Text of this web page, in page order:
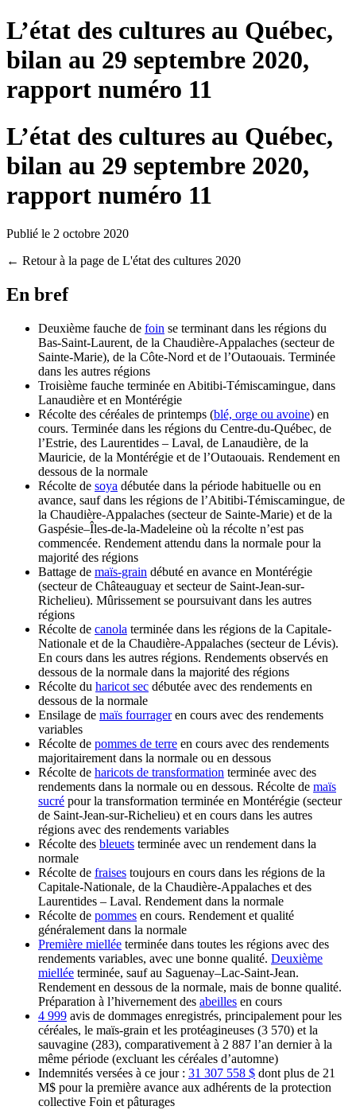
L’état des cultures au Québec,
bilan au 29 septembre 2020,
rapport numéro 11
L’état des cultures au Québec,
bilan au 29 septembre 2020,
rapport numéro 11
Publié le 2 octobre 2020
← Retour à la page de L'état des cultures 2020
En bref
Deuxième fauche de foin se terminant dans les régions du
Bas-Saint-Laurent, de la Chaudière-Appalaches (secteur de
Sainte-Marie), de la Côte-Nord et de l’Outaouais. Terminée
dans les autres régions
Troisième fauche terminée en Abitibi-Témiscamingue, dans
Lanaudière et en Montérégie
Récolte des céréales de printemps (blé, orge ou avoine) en
cours. Terminée dans les régions du Centre-du-Québec, de
l’Estrie, des Laurentides – Laval, de Lanaudière, de la
Mauricie, de la Montérégie et de l’Outaouais. Rendement en
dessous de la normale
Récolte de soya débutée dans la période habituelle ou en
avance, sauf dans les régions de l’Abitibi-Témiscamingue, de
la Chaudière-Appalaches (secteur de Sainte-Marie) et de la
Gaspésie–Îles-de-la-Madeleine où la récolte n’est pas
commencée. Rendement attendu dans la normale pour la
majorité des régions
Battage de maïs-grain débuté en avance en Montérégie
(secteur de Châteauguay et secteur de Saint-Jean-sur-
Richelieu). Mûrissement se poursuivant dans les autres
régions
Récolte de canola terminée dans les régions de la Capitale-
Nationale et de la Chaudière-Appalaches (secteur de Lévis).
En cours dans les autres régions. Rendements observés en
dessous de la normale dans la majorité des régions
Récolte du haricot sec débutée avec des rendements en
dessous de la normale
Ensilage de maïs fourrageren cours avec des rendements
variables
Récolte de pommes de terre en cours avec des rendements
majoritairement dans la normale ou en dessous
Récolte de haricots de transformation terminée avec des
rendements dans la normale ou en dessous. Récolte de maïs
sucré pour la transformation terminée en Montérégie (secteur
de Saint-Jean-sur-Richelieu) et en cours dans les autres
régions avec des rendements variables
Récolte des bleuets terminée avec un rendement dans la
normale
Récolte de fraises toujours en cours dans les régions de la
Capitale-Nationale, de la Chaudière-Appalaches et des
Laurentides – Laval. Rendement dans la normale
Récolte de pommes en cours. Rendement et qualité
généralement dans la normale
Première miellée terminée dans toutes les régions avec des
rendements variables, avec une bonne qualité. Deuxième
miellée terminée, sauf au Saguenay–Lac-Saint-Jean.
Rendement en dessous de la normale, mais de bonne qualité.
Préparation à l’hivernement des abeilles en cours
4 999 avis de dommages enregistrés, principalement pour les
céréales, le maïs-grain et les protéagineuses (3 570) et la
sauvagine (283), comparativement à 2 887 l’an dernier à la
même période (excluant les céréales d’automne)
Indemnités versées à ce jour : 31 307 558 $ dont plus de 21
M$ pour la première avance aux adhérents de la protection
collective Foin et pâturages